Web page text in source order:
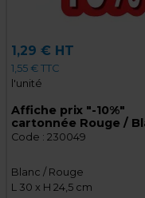
1,29 € HT
1,55 € TTC
l'unité
Affiche prix "-10%"
cartonnée Rouge /
30 x 24,5 cm - Affiche
Code : 230049
Blanc / Rouge
L 30 x H 24,5 cm